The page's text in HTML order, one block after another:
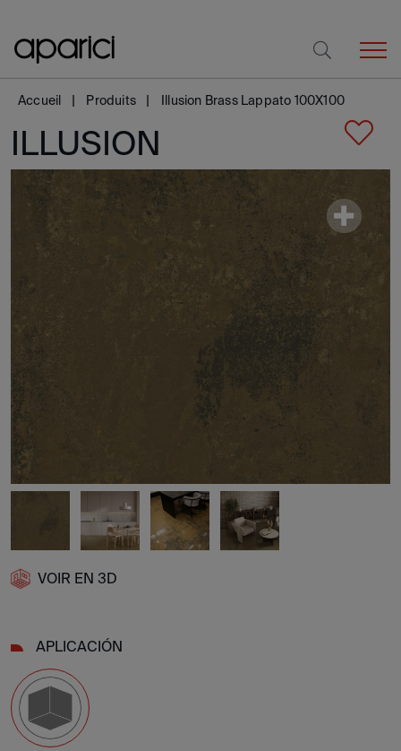
Accueil Produits Illusion Brass Lappato 100X100
ILLUSION
VOIR EN 3D
APLICACIÓN